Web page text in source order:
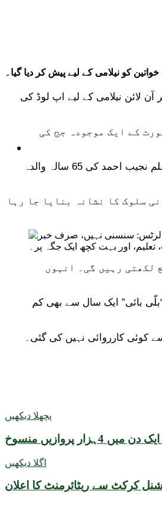
کو نیلامی کے لیے پیش کر دیا گیا۔
لائن نیلامی کے لیے اپ لوڈ کی
کورٹ کے ایک موجودہ جج کی
اس ایپ پر آن لائن نیلامی میں مقبوضہ کشمیر کی مسلمان خاتون صحافی قرۃ العین رہبر کی تصویر بھی اپ لوڈ کی گئی تھی، یہاں تک کہ لاپتہ طالب علم نجیب احمد کی 65 سالہ والدہ
سلوک کا نشانہ بنایا جا رہا
لکھتی رہیں گی۔ انہوں
“فروخت” کے لیے پیش کیا گیا تھا، “بلّی بائی” ایک سال سے بھی کم
کوئی کارروائی نہیں کی گئی۔
پچھلا دیکھیں
پروازیں منسوخ
اگلا دیکھیں
کرکٹ سے ریٹائرمنٹ کا اعلان